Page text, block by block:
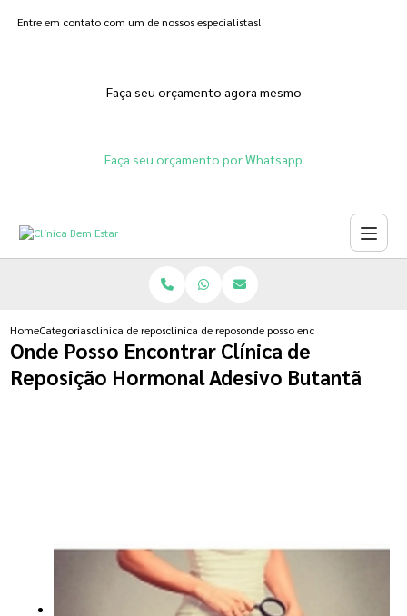
Entre em contato com um de nossos especialistas!
Faça seu orçamento agora mesmo
Faça seu orçamento por Whatsapp
HomeCategoriasclinica de reposicao hormonalclinica de reposicao hormonal natural
onde posso encontrar clinica de
Onde Posso Encontrar Clínica de
Reposição Hormonal Adesivo Butantã